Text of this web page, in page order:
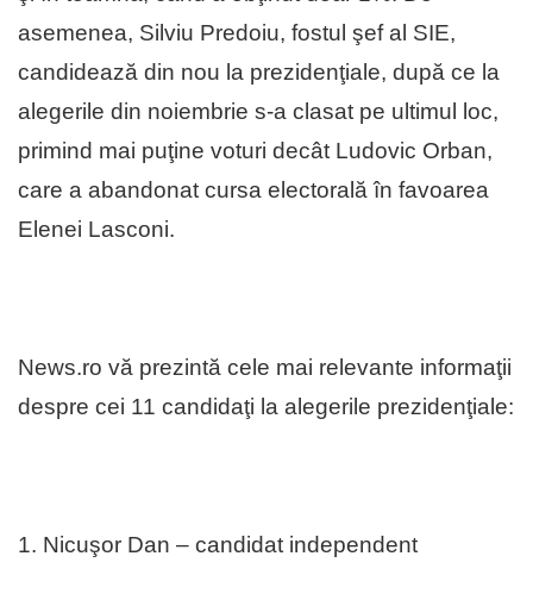
asemenea, Silviu Predoiu, fostul şef al SIE,
candidează din nou la prezidenţiale, după ce la
alegerile din noiembrie s-a clasat pe ultimul loc,
primind mai puţine voturi decât Ludovic Orban,
care a abandonat cursa electorală în favoarea
Elenei Lasconi.
News.ro vă prezintă cele mai relevante informaţii
despre cei 11 candidaţi la alegerile prezidenţiale:
1. Nicuşor Dan – candidat independent